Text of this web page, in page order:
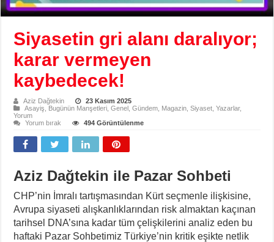
Siyasetin gri alanı daralıyor;
karar vermeyen
kaybedecek!
Aziz Dağtekin
23 Kasım 2025
Asayiş
Bugünün Manşetleri ,Genel ,Gündem Magazin ,Siyaset ,Yazarlar,
Yorum
Yorum bırak
494 Görüntülenme
Aziz Dağtekin ile Pazar Sohbeti
CHP’nin İmralı tartışmasından Kürt seçmenle ilişkisine,
Avrupa siyaseti alışkanlıklarından risk almaktan kaçınan
tarihsel DNA’sına kadar tüm çelişkilerini analiz eden bu
haftaki Pazar Sohbetimiz Türkiye’nin kritik eşikte netlik